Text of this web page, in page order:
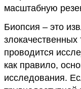
масштабную
Биопсия – это
проводится
как правило,
исследования.